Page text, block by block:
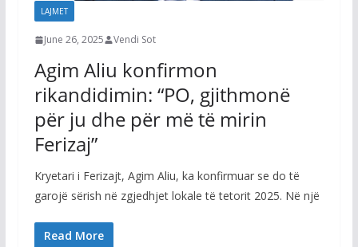
LAJMET
June 26, 2025 Vendi Sot
Agim Aliu konfirmon
rikandidimin: “PO, gjithmonë
për ju dhe për më të mirin
Ferizaj”
Kryetari i Ferizajt, Agim Aliu, ka konfirmuar se do të
garojë sërish në zgjedhjet lokale të tetorit 2025. Në një
Read More